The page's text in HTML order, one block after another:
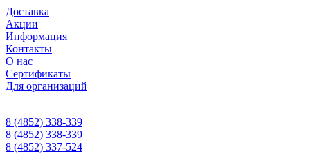
Доставка
Акции
Информация
Контакты
О нас
Сертификаты
Для организаций
8 (4852) 338-339
8 (4852) 338-339
8 (4852) 337-524